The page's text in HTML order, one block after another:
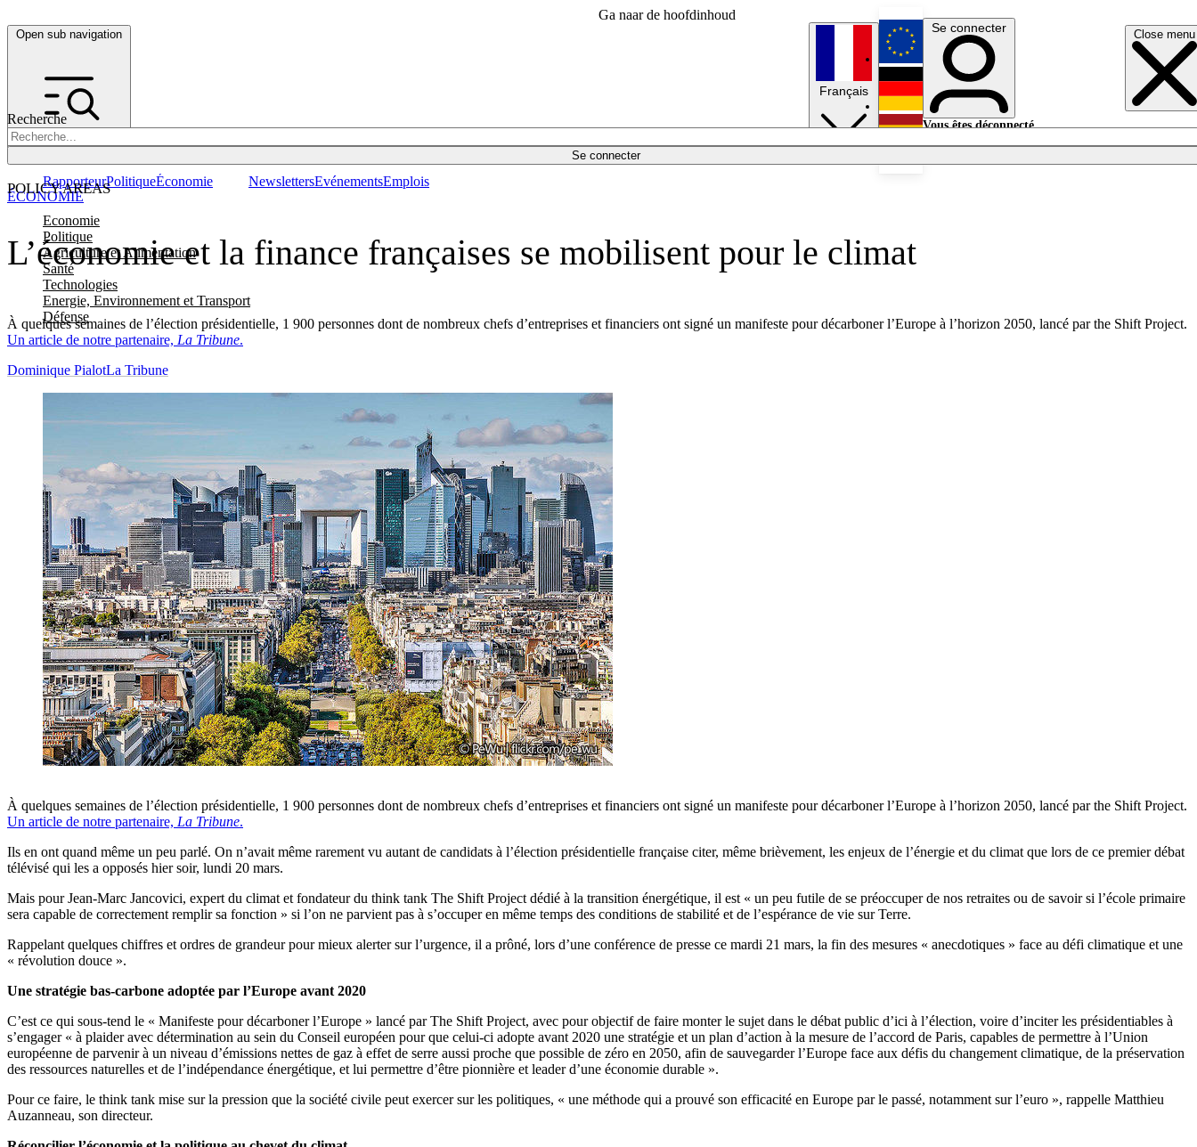
Ga naar de hoofdinhoud
Open sub navigation Close menu
Recherche
Se connecter
POLICY AREAS
Economie
Politique
Agriculture et Alimentation
Santé
Technologies
Energie, Environnement et Transport
Défense
RapporteurPolitiqueÉconomie NewslettersEvénementsEmplois
Français
English
Deutsch
Se connecter
Vous êtes déconnecté.
L’économie et la finance françaises se mobilisent pour le climat
À quelques semaines de l’élection présidentielle, 1 900 personnes dont de nombreux chefs d’entreprises et financiers ont signé un manifeste pour décarboner l’Europe à l’horizon 2050, lancé par the Shift Project.
Un article de notre partenaire, La Tribune.
ÉCONOMIE
Dominique PialotLa Tribune
À quelques semaines de l’élection présidentielle, 1 900 personnes dont de nombreux chefs d’entreprises et financiers ont signé un manifeste pour décarboner l’Europe à l’horizon 2050, lancé par the Shift Project.
Un article de notre partenaire, La Tribune.
Ils en ont quand même un peu parlé. On n’avait même rarement vu autant de candidats à l’élection présidentielle française citer, même brièvement, les enjeux de l’énergie et du climat que lors de ce premier débat
télévisé qui les a opposés hier soir, lundi 20 mars.
Mais pour Jean-Marc Jancovici, expert du climat et fondateur du think tank The Shift Project dédié à la transition énergétique, il est « un peu futile de se préoccuper de nos retraites ou de savoir si l’école primaire
sera capable de correctement remplir sa fonction » si l’on ne parvient pas à s’occuper en même temps des conditions de stabilité et de l’espérance de vie sur Terre.
Rappelant quelques chiffres et ordres de grandeur pour mieux alerter sur l’urgence, il a prôné, lors d’une conférence de presse ce mardi 21 mars, la fin des mesures « anecdotiques » face au défi climatique et une
« révolution douce ».
Une stratégie bas-carbone adoptée par l’Europe avant 2020
C’est ce qui sous-tend le « Manifeste pour décarboner l’Europe » lancé par The Shift Project, avec pour objectif de faire monter le sujet dans le débat public d’ici à l’élection, voire d’inciter les présidentiables à
s’engager « à plaider avec détermination au sein du Conseil européen pour que celui-ci adopte avant 2020 une stratégie et un plan d’action à la mesure de l’accord de Paris, capables de permettre à l’Union
européenne de parvenir à un niveau d’émissions nettes de gaz à effet de serre aussi proche que possible de zéro en 2050, afin de sauvegarder l’Europe face aux défis du changement climatique, de la préservation
des ressources naturelles et de l’indépendance énergétique, et lui permettre d’être pionnière et leader d’une économie durable ».
Pour ce faire, le think tank mise sur la pression que la société civile peut exercer sur les politiques, « une méthode qui a prouvé son efficacité en Europe par le passé, notamment sur l’euro », rappelle Matthieu
Auzanneau, son directeur.